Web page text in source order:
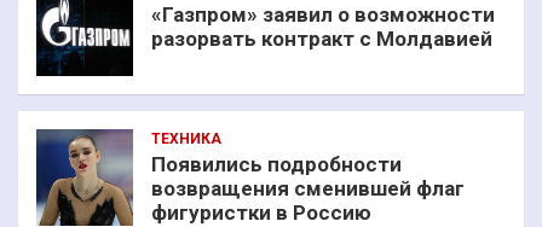
«Газпром» заявил о возможности
разорвать контракт с Молдавией
ТЕХНИКА
Появились подробности
возвращения сменившей флаг
фигуристки в Россию